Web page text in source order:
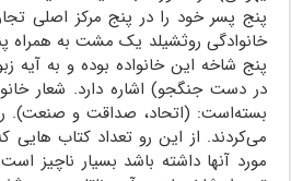
پنج پسر خود را در پنج مرکز اصلی
خانوادگی روثشیلد یک مشت به همراه
در دست جنگجو) اشاره دارد. شعار
بسته‌است: (اتحاد، صداقت و صنعت).
می‌کردند. از این رو تعداد کتاب هایی
مورد آنها داشته باشد بسیار ناچیز